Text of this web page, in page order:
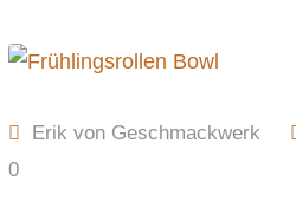
Erik von Geschmackwerk
0